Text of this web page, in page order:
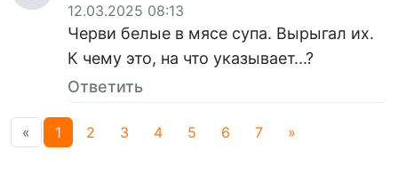
12.03.2025 08:13
Черви белые в мясе супа. Вырыгал их.
К чему это, на что указывает...?
Ответить
« 1 2 3 4 5 6 7 »